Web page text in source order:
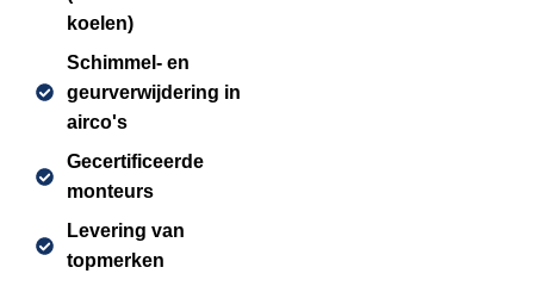
koelen)
Schimmel- en
geurverwijdering in
airco's
Gecertificeerde
monteurs
Levering van
topmerken